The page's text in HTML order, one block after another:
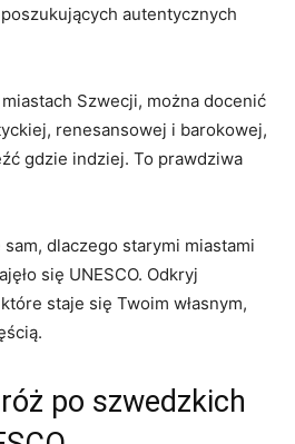
autentycznych
Szwecji, można docenić
⁤renesansowej‍ i barokowej,
gdzie indziej.⁤ To ‌prawdziwa
dlaczego starymi miastami
się UNESCO. Odkryj
staje się Twoim własnym,
po‍ szwedzkich